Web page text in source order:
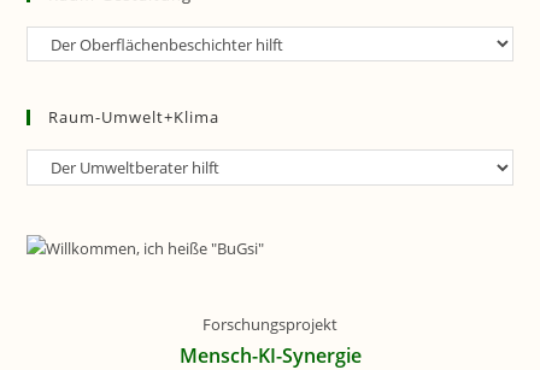
Raum-
Raum-Umwelt+Klima
Raum-
Forschungsprojekt
Mensch-KI-Synergie